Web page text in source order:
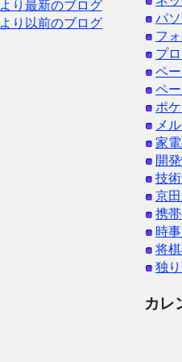
より最新のブログ
より以前のブログ
パ
フ
プ
ペ
ペ
ポ
メ
家
開
技
京
携
時
将
独
カレ